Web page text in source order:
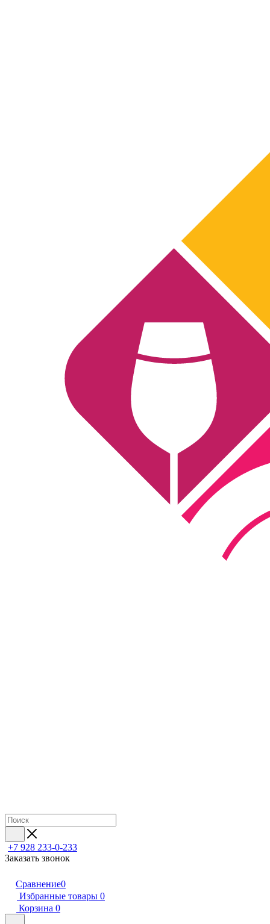
+7 928 233-0-233
Заказать звонок
Сравнение0
Избранные товары 0
Корзина 0